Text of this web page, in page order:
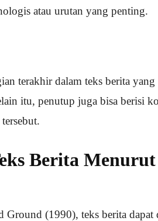
atau urutan yang penting.
terakhir dalam teks berita
itu, penutup juga bisa berisi
Berita
Ground (1990), teks berita